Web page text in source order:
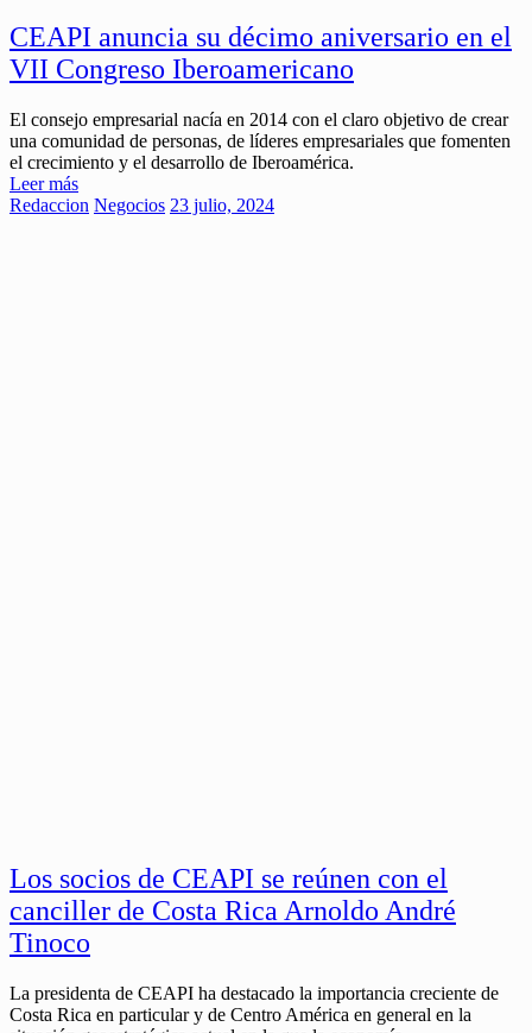
CEAPI anuncia su décimo aniversario en el
VII Congreso Iberoamericano
El consejo empresarial nacía en 2014 con el claro objetivo de crear
una comunidad de personas, de líderes empresariales que fomenten
el crecimiento y el desarrollo de Iberoamérica.
Leer más
Redaccion Negocios 23 julio, 2024
Los socios de CEAPI se reúnen con el
canciller de Costa Rica Arnoldo André
Tinoco
La presidenta de CEAPI ha destacado la importancia creciente de
Costa Rica en particular y de Centro América en general en la